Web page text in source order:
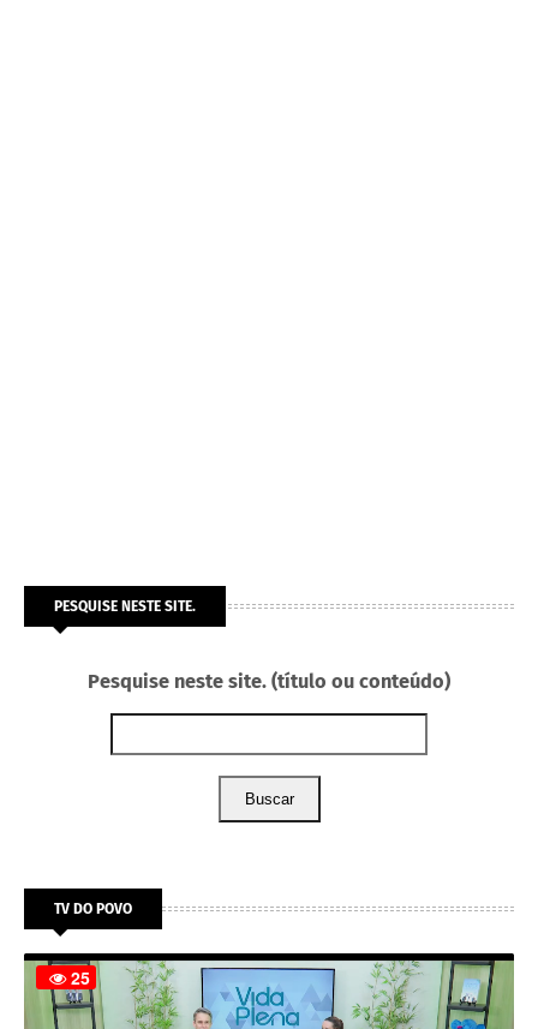
PESQUISE NESTE SITE.
Pesquise neste site. (título ou conteúdo)
Buscar
TV DO POVO